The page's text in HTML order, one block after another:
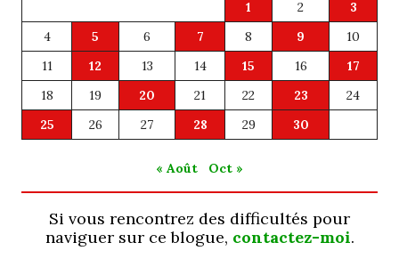
1 2
3
4
5 6 7 8 9
10
11
12 13 14 15 16
17
18
19 20 21 22 23
24
25
26 27 28 29 30
« Août Oct »
Si vous rencontrez des difficultés pour
naviguer sur ce blogue, contactez-moi.